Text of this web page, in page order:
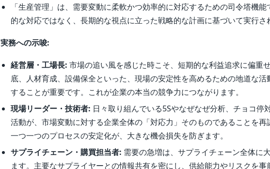
「生産管理」は、需要変動に柔軟かつ効率的に対応するための司令塔機能
的な対応ではなく、長期的な視点に立った戦略的な計画に基づいて実行さ
実務への示唆:
経営層・工場長: 市場の追い風を感じた時こそ、短期的な利益追求に偏重
底、人材育成、設備保全といった、現場の安定性を高めるための地道な活
することが重要です。これが企業の本当の競争力につながります。
現場リーダー・技術者: 日々取り組んでいる5Sやなぜなぜ分析、チョコ停
活動が、市場変動に対する企業全体の「対応力」そのものであることを再
一つ一つのプロセスの安定化が、大きな機会損失を防ぎます。
サプライチェーン・購買担当者: 需要の急増は、サプライチェーン全体に
ます。主要なサプライヤーとの情報共有を密にし、供給能力やリスクを事